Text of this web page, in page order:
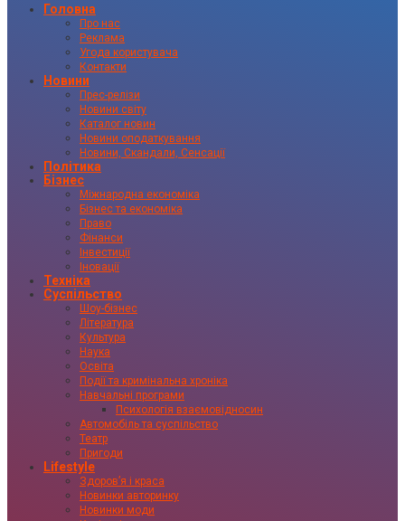
Головна
Про нас
Реклама
Угода користувача
Контакти
Новини
Прес-релізи
Новини світу
Каталог новин
Новини оподаткування
Новини, Скандали, Сенсації
Політика
Бізнес
Міжнародна економіка
Бізнес та економіка
Право
Фінанси
Інвестиції
Іновації
Техніка
Суспільство
Шоу-бізнес
Література
Культура
Наука
Освіта
Події та кримінальна хроніка
Навчальні програми
Психологія взаємовідносин
Автомобіль та суспільство
Театр
Пригоди
Lifestyle
Здоровʼя і краса
Новинки авторинку
Новинки моди